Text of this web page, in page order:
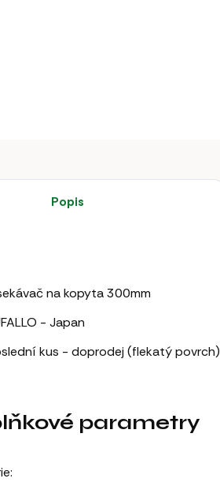
Popis
na kopyta 300mm
- Japan
kus - doprodej (flekatý povrch)
parametry
: